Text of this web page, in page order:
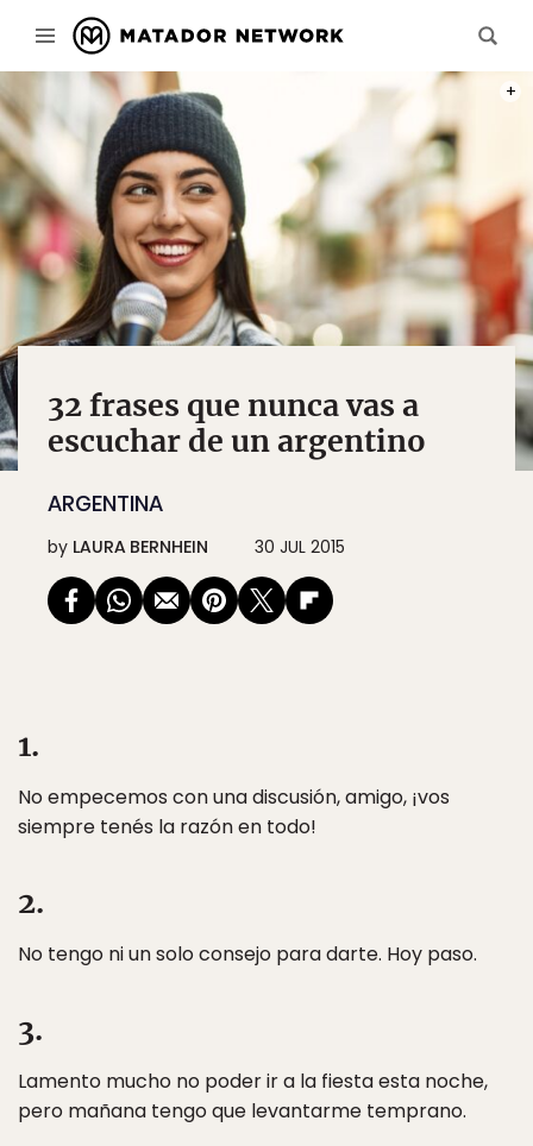
32 frases que nunca vas a
escuchar de un argentino
ARGENTINA
by LAURA BERNHEIN 30 JUL 2015
1.
No empecemos con una discusión, amigo, ¡vos
siempre tenés la razón en todo!
2.
No tengo ni un solo consejo para darte. Hoy paso.
3.
Lamento mucho no poder ir a la fiesta esta noche,
pero mañana tengo que levantarme temprano.